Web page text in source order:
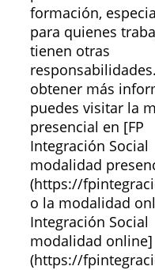
formación,
para quienes
tienen otras
obtener más
puedes visitar la
presencial en [FP
Integración Social
modalidad
(https://
o la modalidad
Integración Social
modalidad online]
(https://